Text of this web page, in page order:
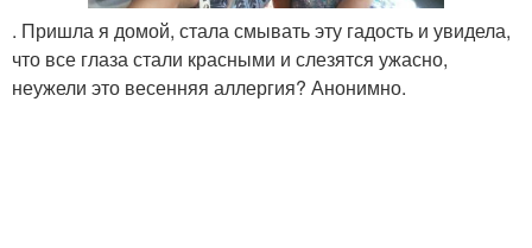
. Пришла я домой, стала смывать эту гадость и увидела,
что все глаза стали красными и слезятся ужасно,
неужели это весенняя аллергия? Анонимно.